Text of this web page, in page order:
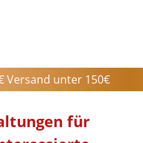
Versand unter 150€
für